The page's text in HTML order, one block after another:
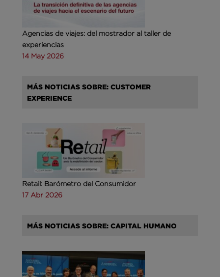
Agencias de viajes: del mostrador al taller de
experiencias
14 May 2026
MÁS NOTICIAS SOBRE: CUSTOMER
EXPERIENCE
Retail: Barómetro del Consumidor
17 Abr 2026
MÁS NOTICIAS SOBRE: CAPITAL HUMANO